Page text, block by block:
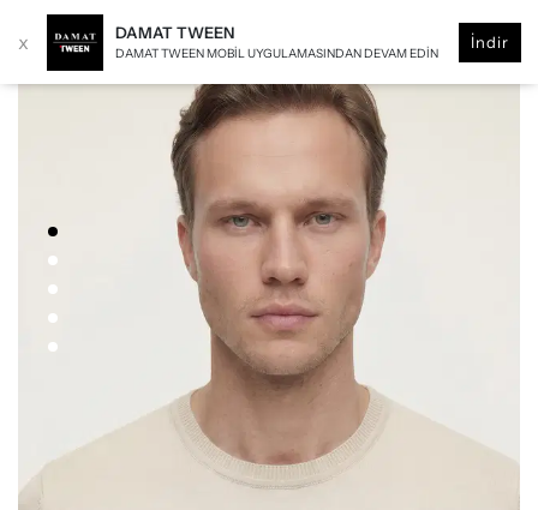
x DAMAT TWEEN
DAMAT TWEEN MOBIL UYGULAMASINDAN DEVAM EDIN
İndir